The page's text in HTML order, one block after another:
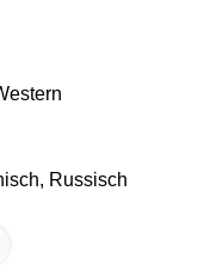
Russisch